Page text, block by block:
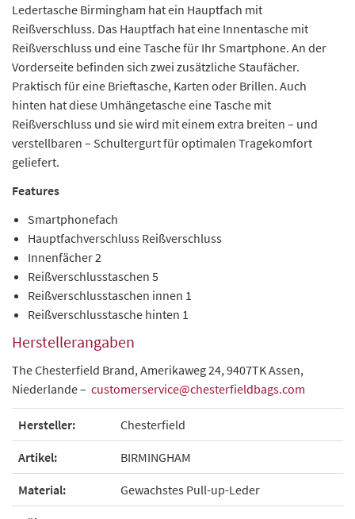
Ledertasche Birmingham hat ein Hauptfach mit
Reißverschluss. Das Hauptfach hat eine Innentasche mit
Reißverschluss und eine Tasche für Ihr Smartphone. An der
Vorderseite befinden sich zwei zusätzliche Staufächer.
Praktisch für eine Brieftasche, Karten oder Brillen. Auch
hinten hat diese Umhängetasche eine Tasche mit
Reißverschluss und sie wird mit einem extra breiten – und
verstellbaren – Schultergurt für optimalen Tragekomfort
geliefert.
Features
Smartphonefach
Hauptfachverschluss Reißverschluss
Innenfächer 2
Reißverschlusstaschen 5
Reißverschlusstaschen innen 1
Reißverschlusstasche hinten 1
Herstellerangaben
The Chesterfield Brand, Amerikaweg 24, 9407TK Assen,
Niederlande – customerservice@chesterfieldbags.com
Hersteller: Chesterfield
Artikel: BIRMINGHAM
Material: Gewachstes Pull-up-Leder